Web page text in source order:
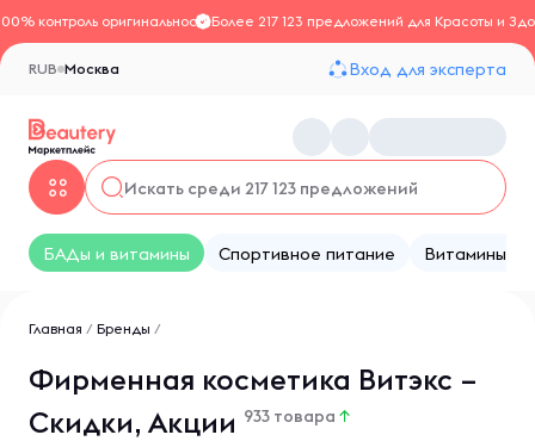
контроль оригинальностиБолее 217 123 предложений для Красоты и
Москва
RUB Вход для эксперта
БАДы и витамины Спортивное питание Витамины
Главная / Бренды /
Фирменная косметика Витэкс –
Скидки, Акции 933 товара ↑